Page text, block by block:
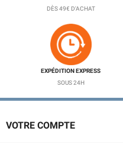
DÈS 49€ D'ACHAT
EXPÉDITION EXPRESS
SOUS 24H
VOTRE COMPTE